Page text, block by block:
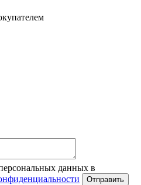
данных в
Отправить